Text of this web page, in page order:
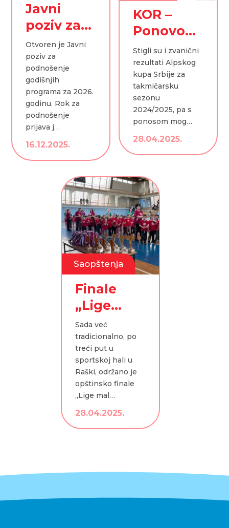
Javni
poziv za
2026.
godinu
Otvoren je Javni
poziv za
podnošenje
godišnjih
programa za 2026.
godinu. Rok za
podnošenje
prijava j…
16.12.2025.
KOR –
Ponovo
Vicešampi
on Srbije
Stigli su i zvanični
rezultati Alpskog
kupa Srbije za
takmičarsku
sezonu
2024/2025, pa s
ponosom mog…
28.04.2025.
Saopštenja
Finale
„Lige
malih
šampiona
“
Sada već
tradicionalno, po
treći put u
sportskoj hali u
Raški, održano je
opštinsko finale
„Lige mal…
28.04.2025.